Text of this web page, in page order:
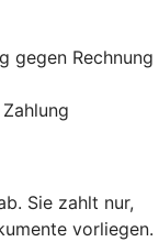
gegen Rechnung
Sie zahlt nur,
vorliegen.